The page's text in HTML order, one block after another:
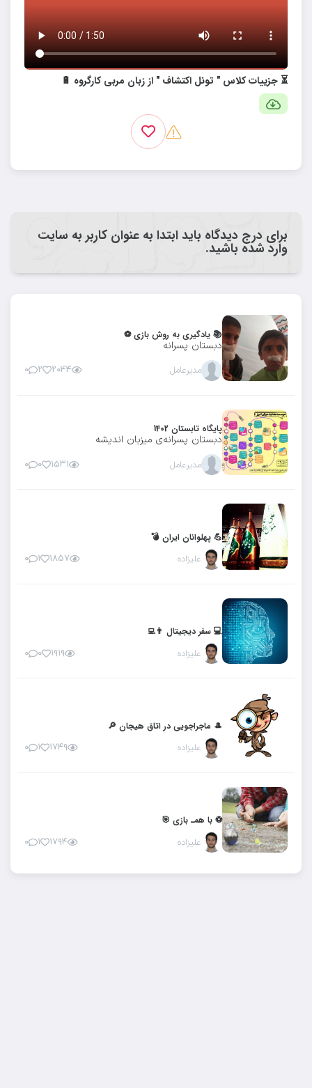
⏳ جزییات کلاس " تونل اکتشاف " از زبان مربی کارگروه 🔋
برای درج دیدگاه باید ابتدا به عنوان کاربر به سایت
وارد شده باشید.
📚 یادگیری به روش بازی ⚽
دبستان پسرانه
مدیرعامل ۲۰۴۴ ۲ ۰
پایگاه تابستان 1402
دبستان پسرانه‌ی میزبان اندیشه
مدیرعامل ۱۵۳۱ ۰ ۰
💪 پهلوانان ایران 💣
علیزاده
۱۸۵۷ ۱ ۰
💻 سفر دیجیتال 👨‍💻
علیزاده
۱۹۱۹ ۰ ۰
🎩 ماجراجویی در اتاق هیجان 🔎
علیزاده
۱۷۴۹ ۱ ۰
⚽️ با همـ بازی 🎯
علیزاده
۱۷۹۴ ۱ ۰